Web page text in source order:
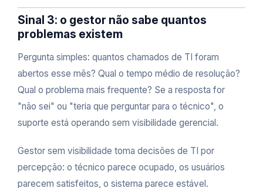
Sinal 3: o gestor não sabe quantos
problemas existem
Pergunta simples: quantos chamados de TI foram
abertos esse mês? Qual o tempo médio de resolução?
Qual o problema mais frequente? Se a resposta for
"não sei" ou "teria que perguntar para o técnico", o
suporte está operando sem visibilidade gerencial.
Gestor sem visibilidade toma decisões de TI por
percepção: o técnico parece ocupado, os usuários
parecem satisfeitos, o sistema parece estável.